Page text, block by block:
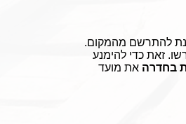
להתרשם מהמקום.
זאת כדי להימנע
בחדרה את מועד